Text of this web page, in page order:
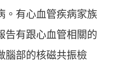
。有心血管疾病家族
告有跟心血管相關的
腦部的核磁共振檢